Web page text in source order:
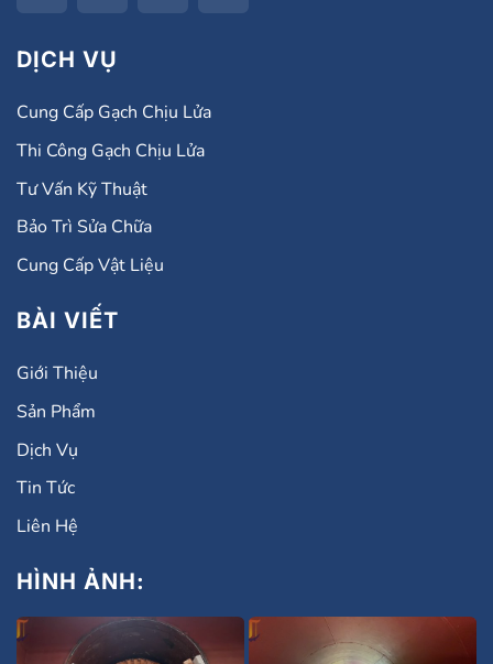
DỊCH VỤ
Cung Cấp Gạch Chịu Lửa
Thi Công Gạch Chịu Lửa
Tư Vấn Kỹ Thuật
Bảo Trì Sửa Chữa
Cung Cấp Vật Liệu
BÀI VIẾT
Giới Thiệu
Sản Phẩm
Dịch Vụ
Tin Tức
Liên Hệ
HÌNH ẢNH: